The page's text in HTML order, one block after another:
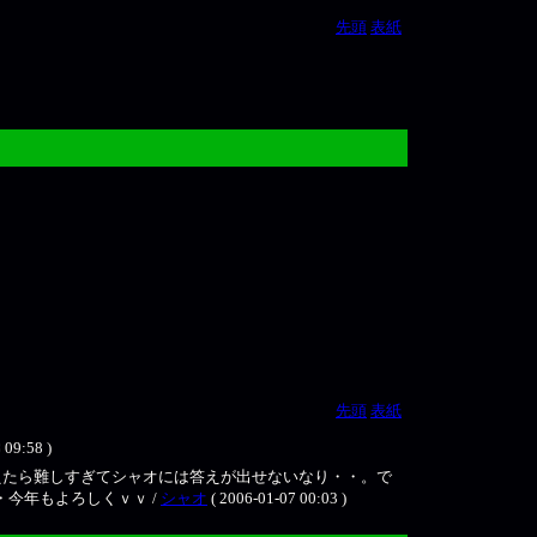
先頭 表紙
先頭 表紙
)
ら難しすぎてシャオには答えが出せないなり・・。で
今年もよろしくｖｖ / シャオ ( 2006-01-07 00:03 )